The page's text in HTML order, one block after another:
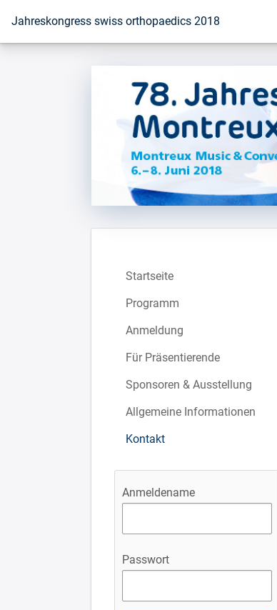
Zur Startseite
Jahreskongress swiss orthopaedics 2018
Startseite
Programm
Anmeldung
Für Präsentierende
Sponsoren & Ausstellung
Allgemeine Informationen
Kontakt
Anmeldename
Passwort